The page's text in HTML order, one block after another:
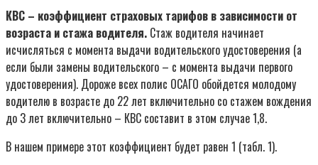
КВС – коэффициент страховых тарифов в зависимости от
возраста и стажа водителя. Стаж водителя начинает
исчисляться с момента выдачи водительского удостоверения (а
если были замены водительского – с момента выдачи первого
удостоверения). Дороже всех полис ОСАГО обойдется молодому
водителю в возрасте до 22 лет включительно со стажем вождения
до 3 лет включительно – КВС составит в этом случае 1,8.
В нашем примере этот коэффициент будет равен 1 (табл. 1).